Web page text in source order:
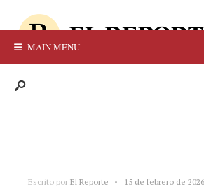
MAIN MENU
Escrito por El Reporte • 15 de febrero de 2026